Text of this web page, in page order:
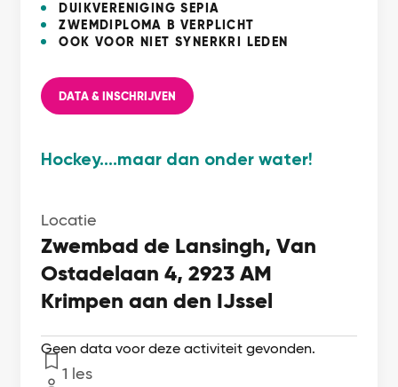
DUIKVERENIGING SEPIA
ZWEMDIPLOMA B VERPLICHT
OOK VOOR NIET SYNERKRI LEDEN
DATA & INSCHRIJVEN
Hockey....maar dan onder water!
Locatie
Zwembad de Lansingh, Van
Ostadelaan 4, 2923 AM
Krimpen aan den IJssel
Geen data voor deze activiteit gevonden.
Lessen
1 les